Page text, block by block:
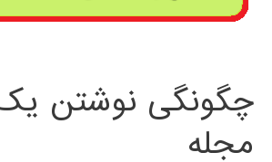
چگونگی نوشتن یک
مجله